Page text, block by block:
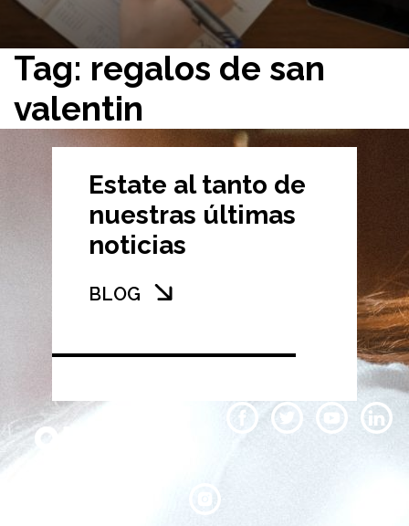
Tag: regalos de san
valentin
Estate al tanto de
nuestras últimas
noticias
BLOG